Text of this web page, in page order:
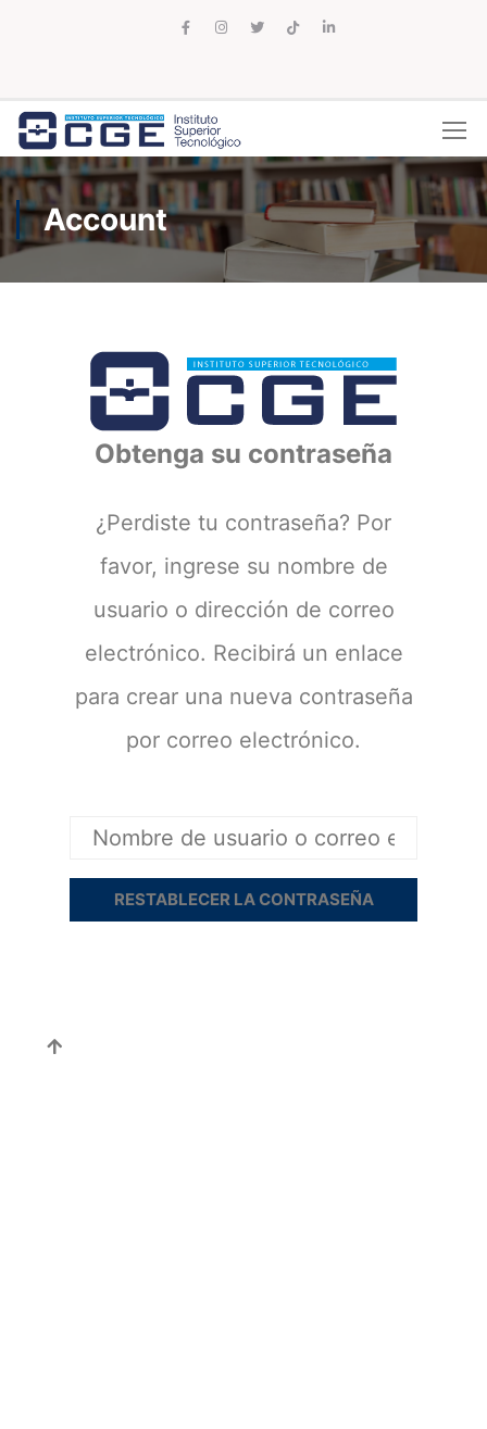
Account
Obtenga su contraseña
¿Perdiste tu contraseña? Por
favor, ingrese su nombre de
usuario o dirección de correo
electrónico. Recibirá un enlace
para crear una nueva contraseña
por correo electrónico.